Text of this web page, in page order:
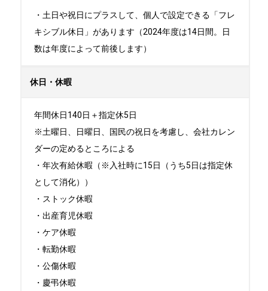
・土日や祝日にプラスして、個人で設定できる「フレ
キシブル休日」があります（2024年度は14日間。日
数は年度によって前後します）
休日・休暇
年間休日140日＋指定休5日
※土曜日、日曜日、国民の祝日を考慮し、会社カレン
ダーの定めるところによる
・年次有給休暇（※入社時に15日（うち5日は指定休
として消化））
・ストック休暇
・出産育児休暇
・ケア休暇
・転勤休暇
・公傷休暇
・慶弔休暇